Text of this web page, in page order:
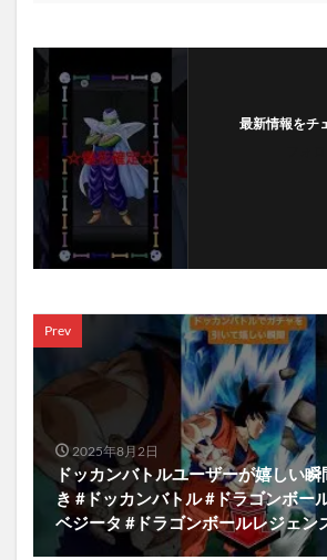
最新情報をチ
Prev
2025年8月2日
ドッカンバトルユーザーが嬉しい瞬
き #ドッカンバトル #ドラゴンボー
ベジータ #ドラゴンボールレジェン